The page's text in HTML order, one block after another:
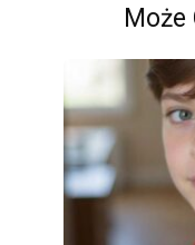
Może